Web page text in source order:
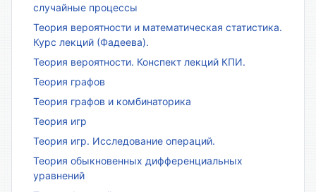
случайные процессы
Теория вероятности и математическая статистика.
Курс лекций (Фадеева).
Теория вероятности. Конспект лекций КПИ.
Теория графов
Теория графов и комбинаторика
Теория игр
Теория игр. Исследование операций.
Теория обыкновенных дифференциальных
уравнений